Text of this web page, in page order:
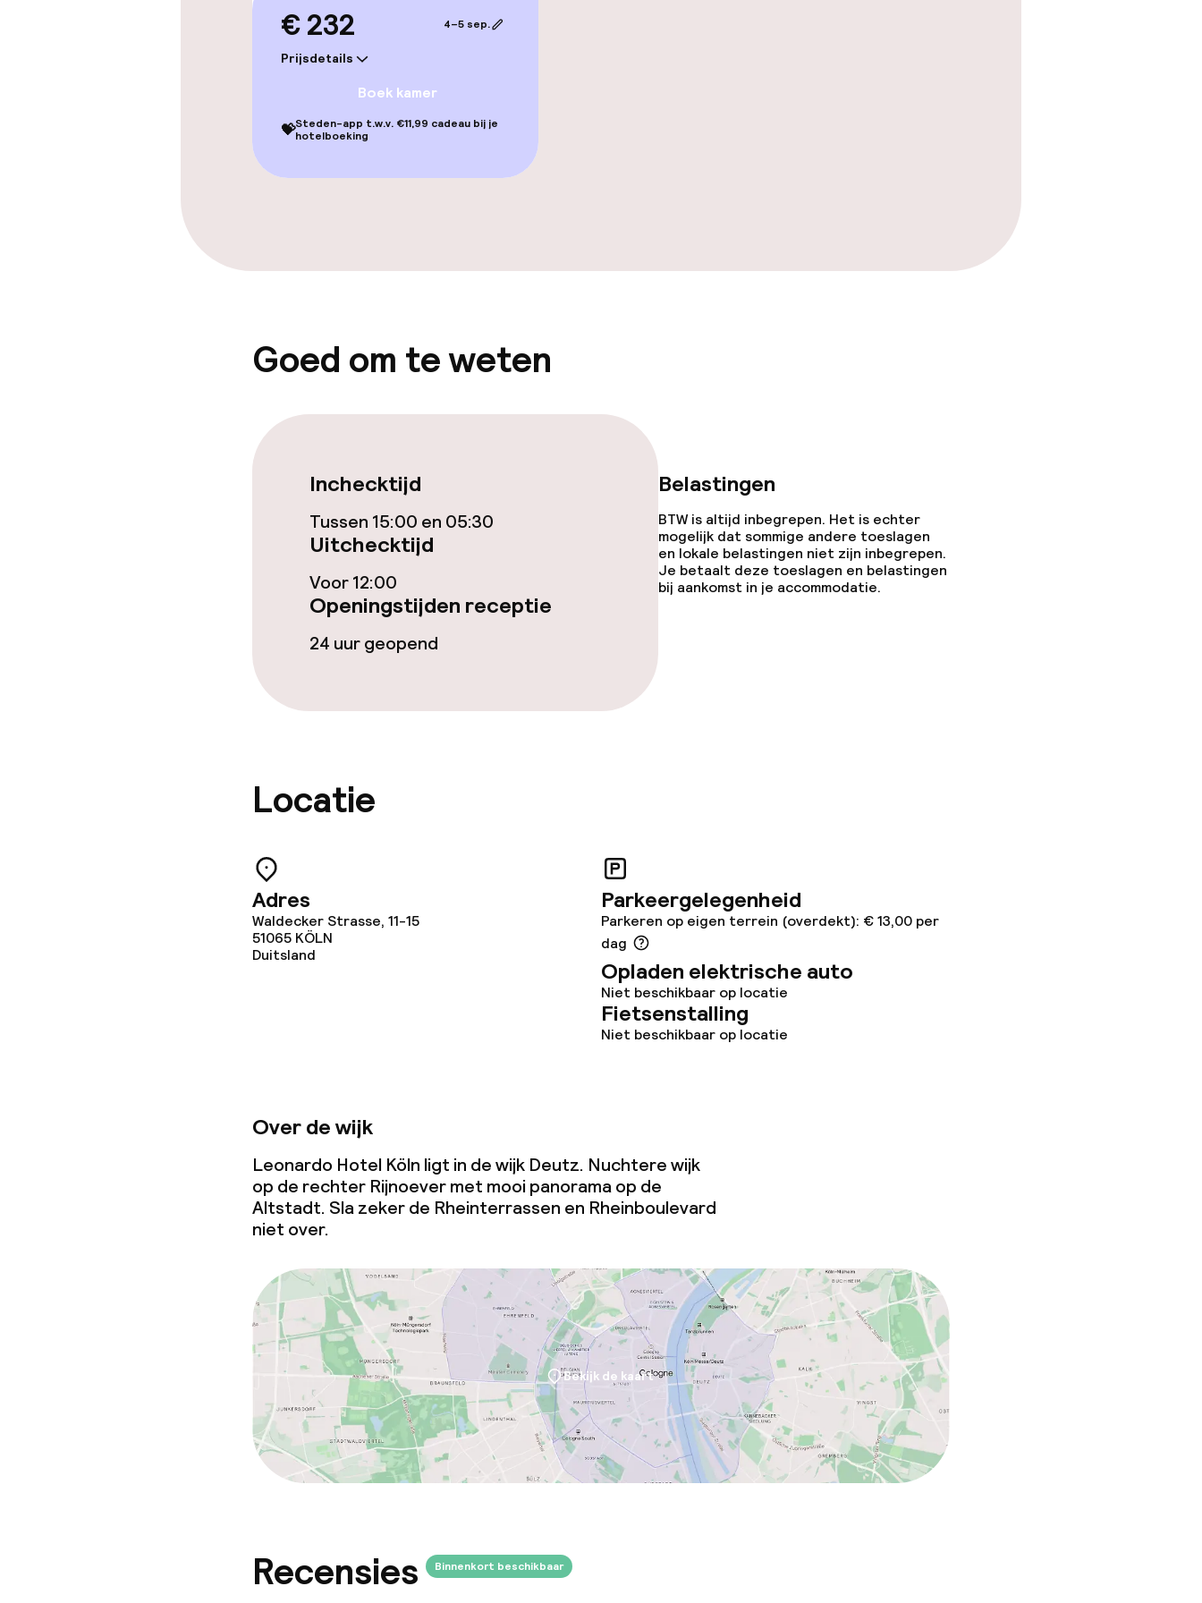
Fitnessruimte / gym
Entertainment
Diner à la carte
Wasservice
Zakelijke faciliteiten
Beleid
Overal rookvrij
€ 232
Prijsdetails
4–5 sep.
Boek kamer
💝Steden-app t.w.v. €11,99 cadeau bij je
hotelboeking
Goed om te weten
Inchecktijd
Tussen 15:00 en 05:30
Uitchecktijd
Voor 12:00
Openingstijden receptie
24 uur geopend
Belastingen
BTW is altijd inbegrepen. Het is echter
mogelijk dat sommige andere toeslagen
en lokale belastingen niet zijn inbegrepen.
Je betaalt deze toeslagen en belastingen
bij aankomst in je accommodatie.
Locatie
Adres
Waldecker Strasse, 11-15
51065 KÖLN
Duitsland
Parkeergelegenheid
Parkeren op eigen terrein (overdekt): € 13,00 per
dag
Opladen elektrische auto
Niet beschikbaar op locatie
Fietsenstalling
Niet beschikbaar op locatie
Over de wijk
Leonardo Hotel Köln ligt in de wijk Deutz. Nuchtere wijk
op de rechter Rijnoever met mooi panorama op de
Altstadt. Sla zeker de Rheinterrassen en Rheinboulevard
niet over.
Bekijk de kaart
Recensies Binnenkort beschikbaar